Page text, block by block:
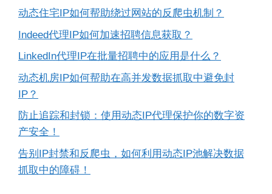
动态住宅IP如何帮助绕过网站的反爬虫机制？
Indeed代理IP如何加速招聘信息获取？
LinkedIn代理IP在批量招聘中的应用是什么？
动态机房IP如何帮助在高并发数据抓取中避免封
IP？
防止追踪和封锁：使用动态IP代理保护你的数字资
产安全！
告别IP封禁和反爬虫，如何利用动态IP池解决数据
抓取中的障碍！